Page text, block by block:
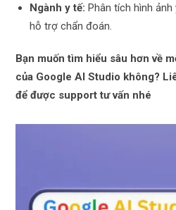
Ngành y tế: Phân tích hình
hỗ trợ chẩn đoán.
Bạn muốn tìm hiểu sâu hơn về
của Google AI Studio không?
để được support tư vấn nhé